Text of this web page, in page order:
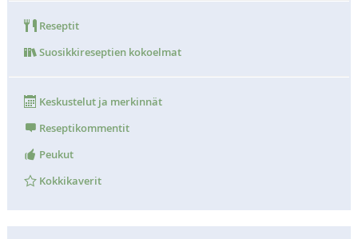
Reseptit
Suosikkireseptien kokoelmat
Keskustelut ja merkinnät
Reseptikommentit
Peukut
Kokkikaverit